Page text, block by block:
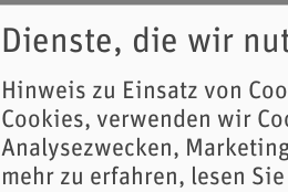
Dienste, die wir
Hinweis zu Einsatz von
Cookies, verwenden wir
Analysezwecken,
mehr zu erfahren, lesen